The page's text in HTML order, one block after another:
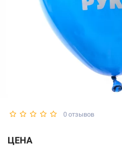
0 отзывов
ЦЕНА